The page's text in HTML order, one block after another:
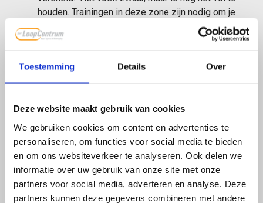
Toestemming Details Over
Deze website maakt gebruik van cookies
We gebruiken cookies om content en advertenties te
personaliseren, om functies voor social media te bieden
en om ons websiteverkeer te analyseren. Ook delen we
informatie over uw gebruik van onze site met onze
partners voor social media, adverteren en analyse. Deze
partners kunnen deze gegevens combineren met andere
houden. Trainingen in deze zone zijn nodig om je
prestaties te verbeteren en je anaerobe drempel
(grens waarbij je lichaam overgaat naar
verhogen. Brandstof: 25% vet – 75 % suikers
Zone 5: 90-100% van je maximale hartslag. Dit is
je niet langdurig volhouden. Je traint in deze zone
bij intervaltrainingen met korte versnellingen. De
tijd in deze zone is kort. Je anaerobe vermogen
en uithoudingsvermogen verbeteren. Brandstof:
100% suikers